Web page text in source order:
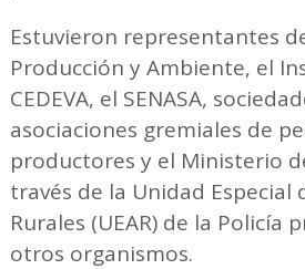
Estuvieron representantes
Producción y Ambiente, el
CEDEVA, el SENASA,
asociaciones gremiales de
productores y el Ministerio
través de la Unidad Especial
Rurales (UEAR) de la Policía
otros organismos.